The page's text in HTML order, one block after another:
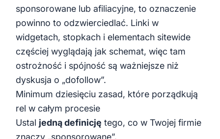
sponsorowane lub afiliacyjne, to oznaczenie
powinno to odzwierciedlać. Linki w
widgetach, stopkach i elementach sitewide
częściej wyglądają jak schemat, więc tam
ostrożność i spójność są ważniejsze niż
dyskusja o „dofollow”.
Minimum dziesięciu zasad, które porządkują
rel w całym procesie
Ustal jedną definicję tego, co w Twojej firmie
znaczy „sponsorowane”.